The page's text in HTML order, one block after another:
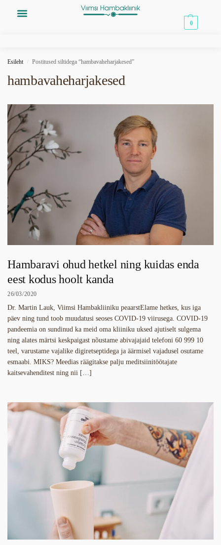
0
Esileht / Postitused siltidega “hambavaheharjakesed”
hambavaheharjakesed
Hambaravi ohud hetkel ning kuidas enda
eest kodus hoolt kanda
26/03/2020
Dr. Martin Lauk, Viimsi Hambakliiniku peaarstElame hetkes, kus iga
päev ning tund toob muudatusi seoses COVID-19 viirusega. COVID-19
pandeemia on sundinud ka meid oma kliiniku uksed ajutiselt sulgema
ning alates märtsi keskpaigast nõustame abivajajaid telefoni 60 999 10
teel, varustame vajalike digiretseptidega ja äärmisel vajadusel osutame
esmaabi. MIKS? Meedias räägitakse palju meditsiinitöötajate
kaitsevahenditest ning nii […]